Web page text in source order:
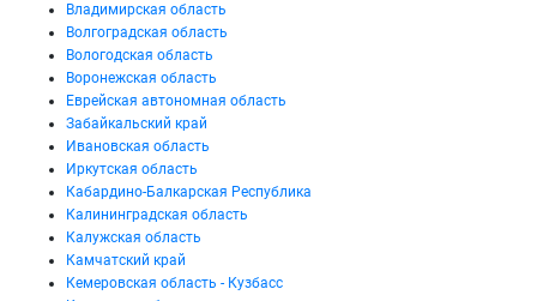
Владимирская область
Волгоградская область
Вологодская область
Воронежская область
Еврейская автономная область
Забайкальский край
Ивановская область
Иркутская область
Кабардино-Балкарская Республика
Калининградская область
Калужская область
Камчатский край
Кемеровская область - Кузбасс